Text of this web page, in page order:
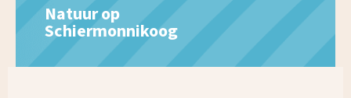
Natuur op
Schiermonnikoog